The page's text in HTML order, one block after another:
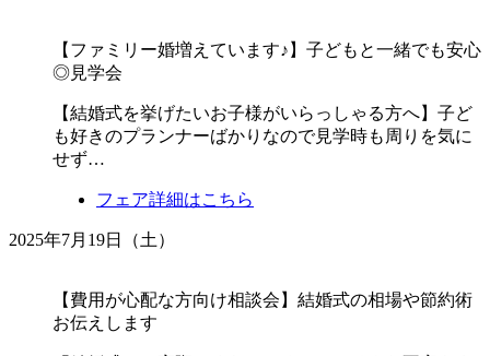
【ファミリー婚増えています♪】子どもと一緒でも安心
◎見学会
【結婚式を挙げたいお子様がいらっしゃる方へ】子ど
も好きのプランナーばかりなので見学時も周りを気に
せず…
フェア詳細はこちら
2025年7月19日（土）
【費用が心配な方向け相談会】結婚式の相場や節約術
お伝えします